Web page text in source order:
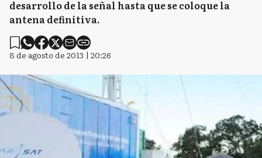
desarrollo de la señal hasta que se coloque la
antena definitiva.
8 de agosto de 2013 | 20:26